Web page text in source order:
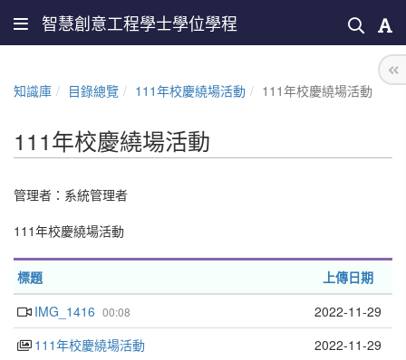
智慧創意工程學士學位學程
知識庫 目錄總覽 111年校慶繞場活動 111年校慶繞場活動
111年校慶繞場活動
管理者： 系統管理者
111年校慶繞場活動
標題 上傳日期
00:08
IMG_1416
2022-11-29
111年校慶繞場活動
2022-11-29